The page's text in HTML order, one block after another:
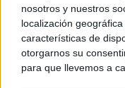
nosotros y nuestros
localización
características de
otorgarnos su
para que llevemos a